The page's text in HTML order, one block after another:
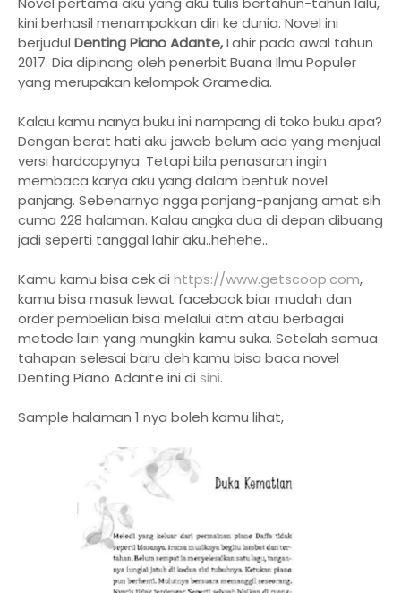
kini berhasil menampakkan diri ke dunia. Novel ini
berjudul Denting Piano Adante,Lahir pada awal tahun
2017. Dia dipinang oleh penerbit Buana Ilmu Populer
yang merupakan kelompok Gramedia.
Kalau kamu nanya buku ini nampang di toko buku apa?
Dengan berat hati aku jawab belum ada yang menjual
versi hardcopynya. Tetapi bila penasaran ingin
membaca karya aku yang dalam bentuk novel
panjang. Sebenarnya ngga panjang-panjang amat sih
cuma 228 halaman. Kalau angka dua di depan dibuang
jadi seperti tanggal lahir aku..hehehe...
Kamu kamu bisa cek di https://www.getscoop.com,
kamu bisa masuk lewat facebook biar mudah dan
order pembelian bisa melalui atm atau berbagai
metode lain yang mungkin kamu suka. Setelah semua
tahapan selesai baru deh kamu bisa baca novel
Denting Piano Adante ini di sini.
Sample halaman 1 nya boleh kamu lihat,